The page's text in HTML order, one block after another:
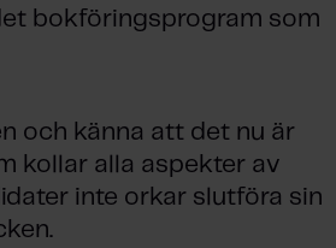
bokföringsprogram som
och känna att det nu är
kollar alla aspekter av
inte orkar slutföra sin